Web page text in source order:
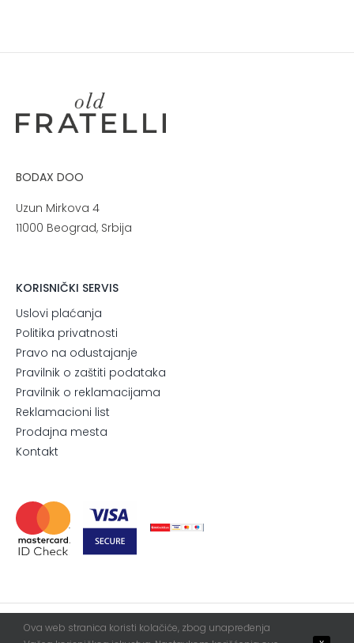
BODAX DOO
Uzun Mirkova 4
11000 Beograd, Srbija
KORISNIČKI SERVIS
Uslovi plaćanja
Politika privatnosti
Pravo na odustajanje
Pravilnik o zaštiti podataka
Pravilnik o reklamacijama
Reklamacioni list
Prodajna mesta
Kontakt
© 2026. All Rights Reserved.BlurWebServis
Ova web stranica koristi kolačiće, zbog unapređenja